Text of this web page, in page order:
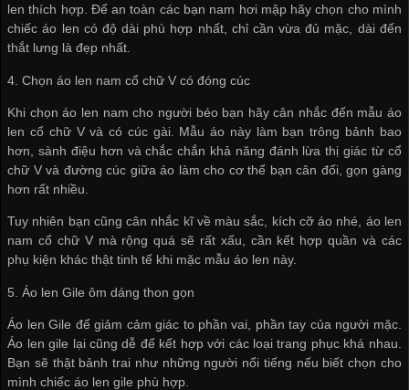
len thích hợp. Để an toàn các bạn nam hơi mập hãy chọn cho mình
chiếc áo len có độ dài phù hợp nhất, chỉ cần vừa đủ mặc, dài đến
thắt lưng là đẹp nhất.
4. Chọn áo len nam cổ chữ V có đóng cúc
Khi chọn áo len nam cho người béo bạn hãy cân nhắc đến mẫu áo
len cổ chữ V và có cúc gài. Mẫu áo này làm bạn trông bảnh bao
hơn, sành điệu hơn và chắc chắn khả năng đánh lừa thị giác từ cổ
chữ V và đường cúc giữa áo làm cho cơ thể bạn cân đối, gọn gàng
hơn rất nhiều.
Tuy nhiên bạn cũng cân nhắc kĩ về màu sắc, kích cỡ áo nhé, áo len
nam cổ chữ V mà rộng quá sẽ rất xấu, cần kết hợp quần và các
phụ kiện khác thật tinh tế khi mặc mẫu áo len này.
5. Áo len Gile ôm dáng thon gọn
Áo len Gile để giảm cảm giác to phần vai, phần tay của người mặc.
Áo len gile lại cũng dễ để kết hợp với các loại trang phục khá nhau.
Bạn sẽ thật bảnh trai như những người nổi tiếng nếu biết chọn cho
mình chiếc áo len gile phù hợp.